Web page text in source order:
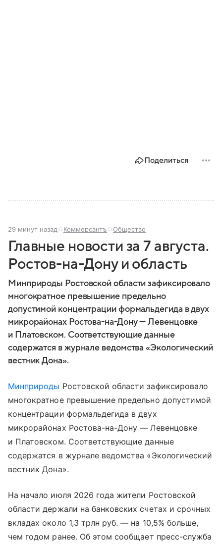
Поделиться
29 минут назад Коммерсантъ Общество
Главные новости за 7 августа.
Ростов-на-Дону и область
Минприроды Ростовской области зафиксировало
многократное превышение предельно
допустимой концентрации формальдегида в двух
микрорайонах Ростова-на-Дону — Левенцовке
и Платовском. Соответствующие данные
содержатся в журнале ведомства «Экологический
вестник Дона».
Минприроды Ростовской области зафиксировало
многократное превышение предельно допустимой
концентрации формальдегида в двух
микрорайонах Ростова-на-Дону — Левенцовке
и Платовском. Соответствующие данные
содержатся в журнале ведомства «Экологический
вестник Дона».
На начало июля 2026 года жители Ростовской
области держали на банковских счетах и срочных
вкладах около 1,3 трлн руб. — на 10,5% больше,
чем годом ранее. Об этом сообщает пресс-служба